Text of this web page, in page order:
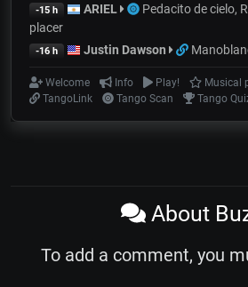
-15 h ARIEL
Pedacito de cielo,
placer
-16 h Justin Dawson
Welcome Info Play!
Musical
TangoLink
Tango Scan Tango
About
To add a comment, you